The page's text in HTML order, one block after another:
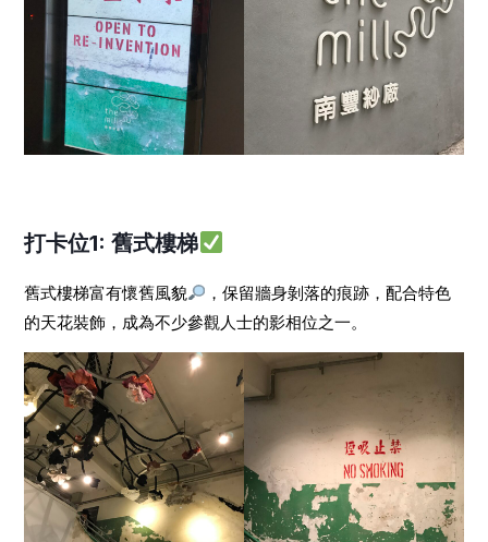
打卡位1: 舊式樓梯
舊式樓梯富有懷舊風貌
，保留牆身剝落的痕跡，配合特色
的天花裝飾，成為不少參觀人士的影相位之一。